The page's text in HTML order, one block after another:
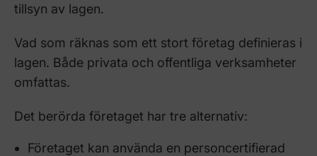
tillsyn av lagen.
Vad som räknas som ett stort företag definieras i
lagen. Både privata och offentliga verksamheter
omfattas.
Det berörda företaget har tre alternativ:
Företaget kan använda en personcertifierad